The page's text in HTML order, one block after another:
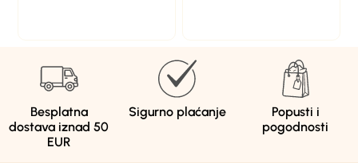
Besplatna
dostava iznad 50
EUR
Sigurno plaćanje
Popusti i
pogodnosti